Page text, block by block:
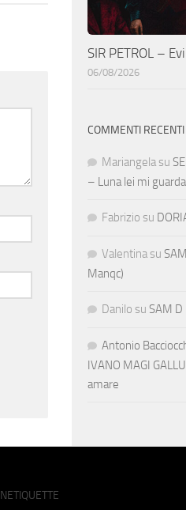
SIR PETROL –
06/08/2026
COMMENTI RECENTI
Mariangela su
– Luna lei mi guarda
Fabrizio su
Valentina su
Manqc)
Danilo su SAM
Antonio
IVANO MAGI
amare
NETIQUETTE